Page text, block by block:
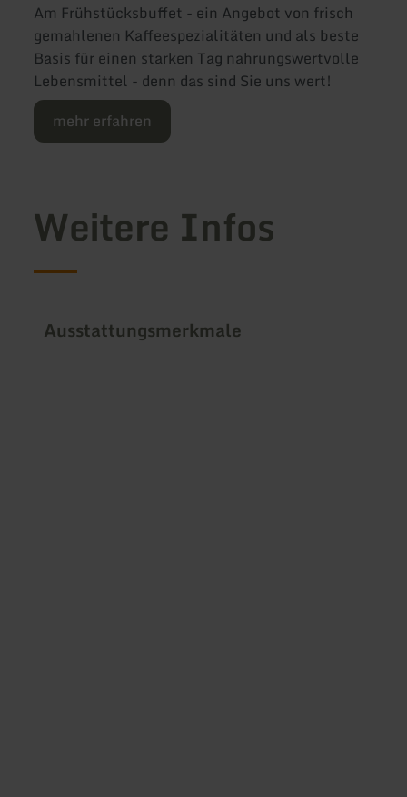
Am Frühstücksbuffet - ein Angebot von frisch
gemahlenen Kaffeespezialitäten und als beste
Basis für einen starken Tag nahrungswertvolle
Lebensmittel - denn das sind Sie uns wert!
mehr erfahren
Weitere Infos
Ausstattungsmerkmale